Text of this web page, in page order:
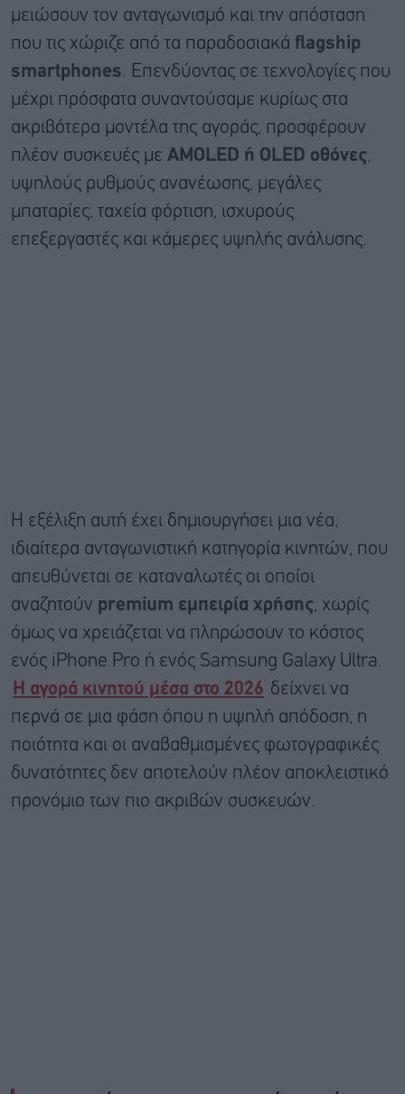
μειώσουν τον ανταγωνισμό και την απόσταση
που τις χώριζε από τα παραδοσιακά flagship
smartphones. Επενδύοντας σε τεχνολογίες που
μέχρι πρόσφατα συναντούσαμε κυρίως στα
ακριβότερα μοντέλα της αγοράς, προσφέρουν
πλέον συσκευές με AMOLED ή OLED οθόνες,
υψηλούς ρυθμούς ανανέωσης, μεγάλες
μπαταρίες, ταχεία φόρτιση, ισχυρούς
επεξεργαστές και κάμερες υψηλής ανάλυσης.
Η εξέλιξη αυτή έχει δημιουργήσει μια νέα,
ιδιαίτερα ανταγωνιστική κατηγορία κινητών, που
απευθύνεται σε καταναλωτές οι οποίοι
αναζητούν premium εμπειρία χρήσης, χωρίς
όμως να χρειάζεται να πληρώσουν το κόστος
ενός iPhone Pro ή ενός Samsung Galaxy Ultra.
Η αγορά κινητού μέσα στο 2026 δείχνει να
περνά σε μια φάση όπου η υψηλή απόδοση, η
ποιότητα και οι αναβαθμισμένες φωτογραφικές
δυνατότητες δεν αποτελούν πλέον αποκλειστικό
προνόμιο των πιο ακριβών συσκευών.